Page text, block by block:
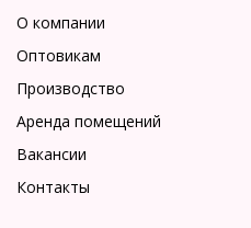
О компании
Оптовикам
Производство
Аренда помещений
Вакансии
Контакты